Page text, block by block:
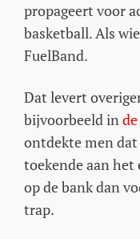
propageert voor
basketball. Als
FuelBand.
Dat levert
bijvoorbeeld in
ontdekte men
toekende aan het
op de bank dan
trap.